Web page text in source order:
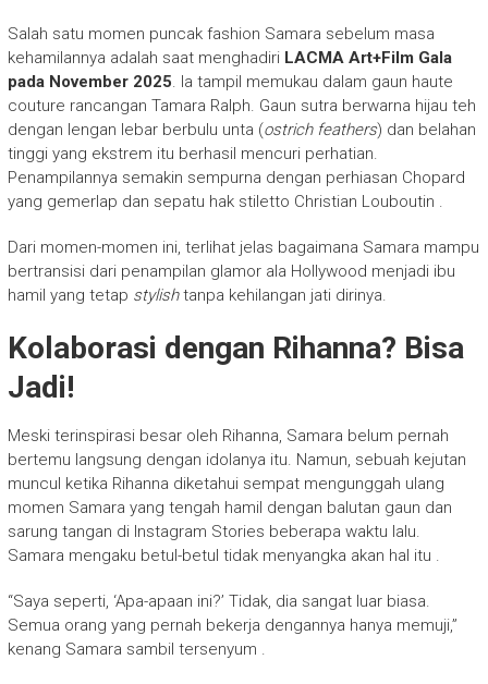
Salah satu momen puncak fashion Samara sebelum masa
kehamilannya adalah saat menghadiri LACMA Art+Film Gala
pada November 2025. Ia tampil memukau dalam gaun haute
couture rancangan Tamara Ralph. Gaun sutra berwarna hijau teh
dengan lengan lebar berbulu unta (ostrich feathers) dan belahan
tinggi yang ekstrem itu berhasil mencuri perhatian.
Penampilannya semakin sempurna dengan perhiasan Chopard
yang gemerlap dan sepatu hak stiletto Christian Louboutin .
Dari momen-momen ini, terlihat jelas bagaimana Samara mampu
bertransisi dari penampilan glamor ala Hollywood menjadi ibu
hamil yang tetap stylishtanpa kehilangan jati dirinya.
Kolaborasi dengan Rihanna? Bisa
Jadi!
Meski terinspirasi besar oleh Rihanna, Samara belum pernah
bertemu langsung dengan idolanya itu. Namun, sebuah kejutan
muncul ketika Rihanna diketahui sempat mengunggah ulang
momen Samara yang tengah hamil dengan balutan gaun dan
sarung tangan di Instagram Stories beberapa waktu lalu.
Samara mengaku betul-betul tidak menyangka akan hal itu .
“Saya seperti, ‘Apa-apaan ini?’ Tidak, dia sangat luar biasa.
Semua orang yang pernah bekerja dengannya hanya memuji,”
kenang Samara sambil tersenyum .